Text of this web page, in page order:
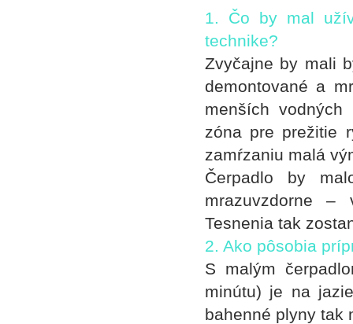
1. Čo by mal
technike?
Zvyčajne by mali
demontované a
menších
zóna pre prežitie
zamŕzaniu malá
Čerpadlo by
mrazuvzdorne –
Tesnenia tak
2. Ako pôsobia
S malým
minútu) je na
bahenné plyny tak